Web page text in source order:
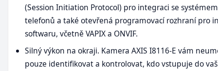
(Session Initiation Protocol) pro integraci se
telefonů a také otevřená programovací rozhraní pro
softwaru, včetně VAPIX a ONVIF.
Silný výkon na okraji. Kamera AXIS I8116-E vám
pouze identifikovat a kontrolovat, kdo vstupuje do